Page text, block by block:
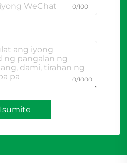
0/100
0/1000
Isumite